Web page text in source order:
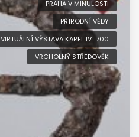
PRAHA V MINULOSTI
PŘÍRODNÍ VĚDY
VIRTUÁLNÍ VÝSTAVA KAREL IV.: 700
VRCHOLNÝ STŘEDOVĚK